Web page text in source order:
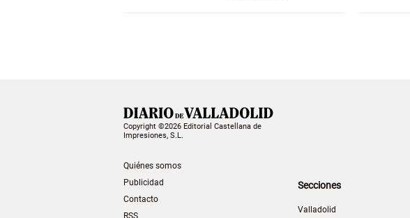
Copyright ©2026 Editorial Castellana de
Impresiones, S.L.
Quiénes somos
Publicidad
Contacto
RSS
Secciones
Valladolid